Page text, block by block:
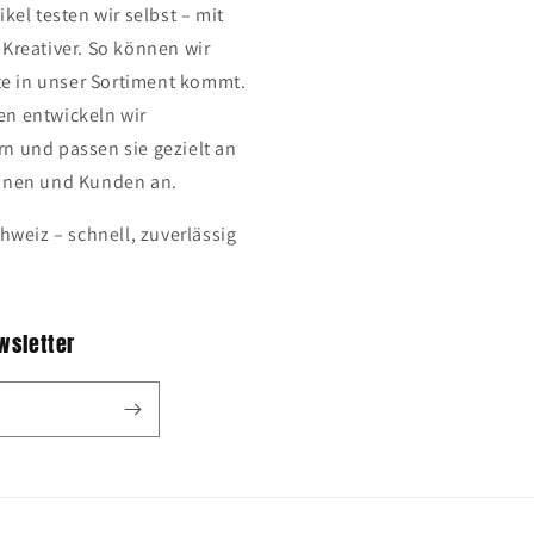
testen wir selbst – mit
So können wir
in unser Sortiment kommt.
entwickeln wir
und passen sie gezielt an
und Kunden an.
– schnell, zuverlässig